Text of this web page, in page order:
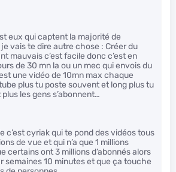
eux qui captent la majorité de
je vais te dire autre chose : Créer du
mauvais c’est facile donc c’est en
de 30 mn la ou un mec qui envois du
une vidéo de 10mn max chaque
plus tu poste souvent et long plus tu
les gens s’abonnent…
c’est cyriak qui te pond des vidéos tous
de vue et qui n’a que 1 millions
certains ont 3 millions d’abonnés alors
semaines 10 minutes et que ça touche